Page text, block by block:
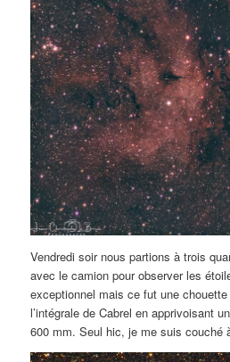
Vendredi soir nous partions à trois
avec le camion pour observer les
exceptionnel mais ce fut une
l’intégrale de Cabrel en apprivoisant
600 mm. Seul hic, je me suis couché